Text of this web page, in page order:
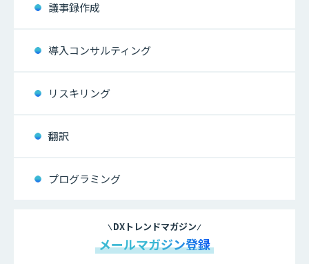
議事録作成
導入コンサルティング
リスキリング
翻訳
プログラミング
DXトレンドマガジン
メールマガジン登録